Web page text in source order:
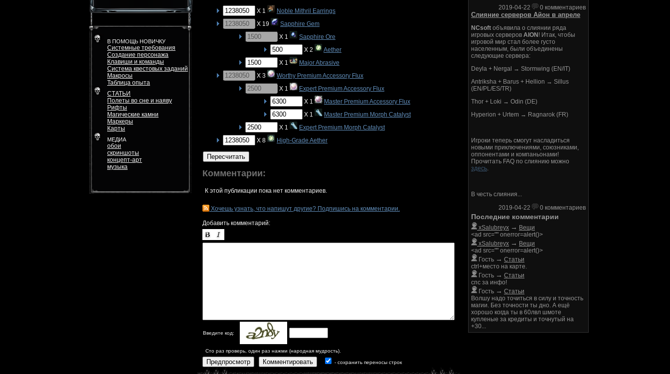
В ПОМОЩЬ НОВИЧКУ
Системные требования
Создание персонажа
Клавиши и команды
Система квестовых заданий
Макросы
Таблица опыта
СТАТЬИ
Полеты во сне и наяву
Рифты
Магические камни
Маркеры
Карты
МЕДИА
обои
скриншоты
концепт-арт
музыка
X 1
Noble Mithril Earrings
X 19
Sapphire Gem
X 1
Sapphire Ore
X 2
Aether
X 1
Major Abrasive
X 3
Worthy Premium Accessory Flux
X 1
Expert Premium Accessory Flux
X 1
Master Premium Accessory Flux
X 1
Master Premium Morph Catalyst
X 1
Expert Premium Morph Catalyst
X 8
High-Grade Aether
Пересчитать
Комментарии:
К этой публикации пока нет комментариев.
Хочешь узнать, что напишут другие? Подпишись на комментарии.
Добавить комментарий:
Введите код:
Сто раз проверь, один раз нажми (народная мудрость).
Предпросмотр Комментировать - сохранить переносы строк
2019-04-22 0 комментариев
Слияние серверов Айон в апреле
NCsoft объявила о слиянии ряда
игровых серверов AION ! Итак, чтобы
игровой мир стал более густо
населенным, были объединены
следующие сервера:
Deyla + Nergal → Stormwing (EN/IT)
Antriksha + Barus + Hellion → Sillus
(EN/PL/ES/TR)
Thor + Loki → Odin (DE)
Hyperion + Urtem → Ragnarok (FR)
Игроки теперь смогут насладиться
новыми приключениями, союзниками,
оппонентами и компаньонами!
Прочитать FAQ по слиянию можно
здесь.
В честь слияния...
2019-04-22
0 комментариев
Последние комментарии
xSalubreyx → Вещи
<ad src="" onerror=alert()>
xSalubreyx → Вещи
<ad src="" onerror=alert()>
Гость → Статьи
ctrl+место на карте.
Гость → Статьи
спс за инфо!
Гость → Статьи
Волшу надо точиться в силу и точность
магии. Без точности ты дно. А ещё
хорошо когда ты в 60лвл шмоте
купленые за кредиты и точнутый на
+30...